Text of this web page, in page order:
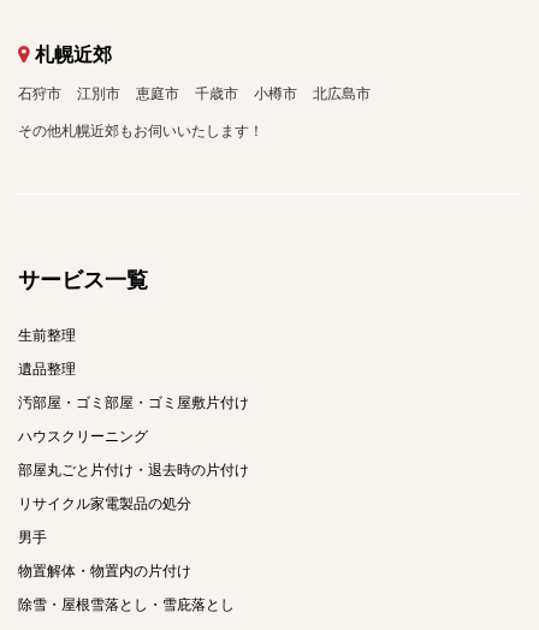
札幌近郊
石狩市 江別市 恵庭市 千歳市 小樽市 北広島市
その他札幌近郊もお伺いいたします！
サービス一覧
生前整理
遺品整理
汚部屋・ゴミ部屋・ゴミ屋敷片付け
ハウスクリーニング
部屋丸ごと片付け・退去時の片付け
リサイクル家電製品の処分
男手
物置解体・物置内の片付け
除雪・屋根雪落とし・雪庇落とし